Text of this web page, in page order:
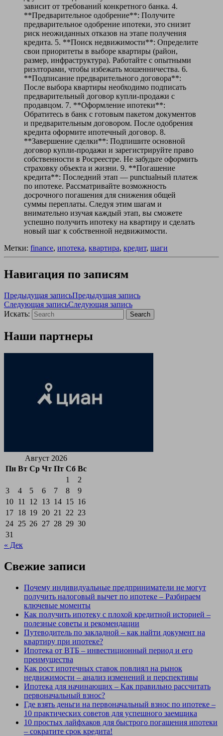
зависит от требований конкретного банка. 4.
**Предварительное одобрение**: Получите
предварительное одобрение ипотеки, это снизит
риск неожиданных отказов на этапе получения
кредита. 5. **Поиск недвижимости**: Определите
свои приоритеты в выборе квартиры (район,
размер, инфраструктура). Работайте с опытными
риэлторами, чтобы избежать мошенничества. 6.
**Подписание предварительного договора**:
После выбора квартиры необходимо подписать
предварительный договор купли-продажи с
продавцом. 7. **Оформление ипотеки**:
Обратитесь в банк с готовым пакетом документов
и предварительным договором. После одобрения
кредита оформите ипотечный договор. 8.
**Завершение сделки**: Подпишите основной
договор купли-продажи и зарегистрируйте право
собственности в Росреестре. Не забудьте оформить
страховку объекта и жизни. 9. **Погашение
кредита**: Последний этап — punctualный платеж
по ипотеке. Рассматривайте возможность
досрочного погашения для снижения общей
суммы переплаты. Следуя этим шагам и
внимательно изучая каждый этап, вы сможете
успешно получить ипотеку на квартиру и сделать
новый шаг к собственной недвижимости.
Метки: finance, ипотека, квартира, кредит, шаги
Навигация по записям
Предыдущая записьПредыдущая запись
Следующая записьСледующая запись
Искать:
Search
Наши партнеры
Август 2026
Пн Вт Ср Чт Пт Сб Вс
1
2
3
4 5 6 7 8
9
10 11 12 13 14 15 16
17 18 19 20 21 22 23
24 25 26 27 28 29 30
31
« Дек
Свежие записи
Почему индивидуальные предприниматели не могут
получить налоговый вычет по ипотеке – Разбираем
ключевые моменты
Как получить ипотеку с плохой кредитной историей –
полезные советы и рекомендации
Путеводитель по закладной – как найти документ на
квартиру при ипотеке?
Ипотека от ВТБ – инвестиционный период и его
преимущества
Как рост ипотечных ставок повлиял на рынок
недвижимости – анализ изменений и перспективы
Ипотека для начинающих – Как правильно рассчитать
первоначальный взнос?
Где взять деньги на первоначальный взнос по ипотеке –
10 практических советов для успешного заемщика
10 простых лайфхаков для быстрого погашения ипотеки
– сократите срок кредита!